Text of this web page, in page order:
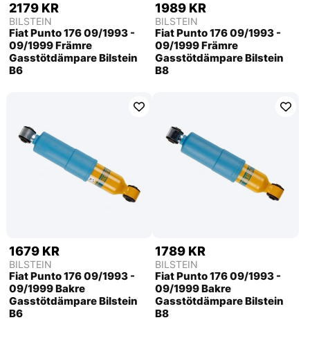
2179 KR
BILSTEIN
Fiat Punto 176 09/1993 -
09/1999 Främre
Gasstötdämpare Bilstein
B6
1989 KR
BILSTEIN
Fiat Punto 176 09/1993 -
09/1999 Främre
Gasstötdämpare Bilstein
B8
1679 KR
BILSTEIN
Fiat Punto 176 09/1993 -
09/1999 Bakre
Gasstötdämpare Bilstein
B6
1789 KR
BILSTEIN
Fiat Punto 176 09/1993 -
09/1999 Bakre
Gasstötdämpare Bilstein
B8